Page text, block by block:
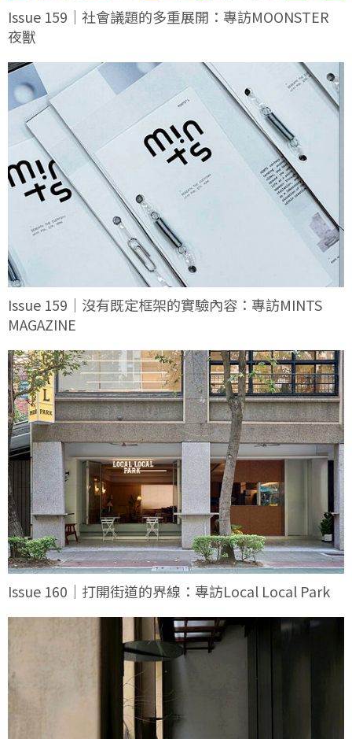
Issue 159｜社會議題的多重展開：專訪MOONSTER
夜獸
Issue 159｜沒有既定框架的實驗內容：專訪MINTS
MAGAZINE
Issue 160｜打開街道的界線：專訪Local Local Park